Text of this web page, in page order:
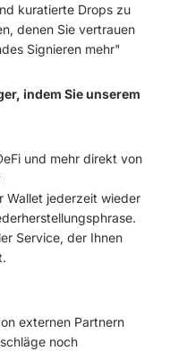
kuratierte Drops zu
denen Sie vertrauen
Signieren mehr"
indem Sie unserem
und mehr direkt von
Wallet jederzeit wieder
Service, der Ihnen
externen Partnern
noch